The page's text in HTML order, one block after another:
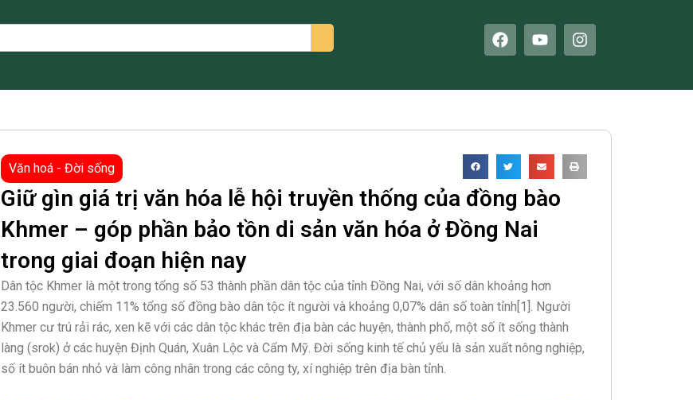
F
a
b
o
Y
o
u
e
I
n
a
r
m
Văn hoá - Đời sống
Giữ gìn giá trị văn hóa lễ hội truyền thống của đồng bào
Khmer – góp phần bảo tồn di sản văn hóa ở Đồng Nai
trong giai đoạn hiện nay
Dân tộc Khmer là một trong tổng số 53 thành phần dân tộc của tỉnh Đồng Nai, với số dân khoảng hơn
23.560 người, chiếm 11% tổng số đồng bào dân tộc ít người và khoảng 0,07% dân số toàn tỉnh[1]. Người
Khmer cư trú rải rác, xen kẽ với các dân tộc khác trên địa bàn các huyện, thành phố, một số ít sống thành
làng (srok) ở các huyện Định Quán, Xuân Lộc và Cẩm Mỹ. Đời sống kinh tế chủ yếu là sản xuất nông nghiệp,
số ít buôn bán nhỏ và làm công nhân trong các công ty, xí nghiệp trên địa bàn tỉnh.